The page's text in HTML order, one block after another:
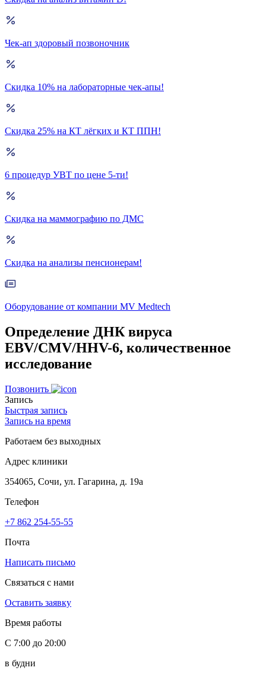
Чек-ап здоровый позвоночник
Скидка 10% на лабораторные чек-апы!
Скидка 25% на КТ лёгких и КТ ППН!
6 процедур УВТ по цене 5-ти!
Скидка на маммографию по ДМС
Скидка на анализы пенсионерам!
Оборудование от компании MV Medtech
Определение ДНК вируса
EBV/CMV/HHV-6, количественное
исследование
Позвонить
Запись
Быстрая запись
Запись на время
Работаем без выходных
Адрес клиники
354065, Сочи, ул. Гагарина, д. 19а
Телефон
+7 862 254-55-55
Почта
Написать письмо
Связаться с нами
Оставить заявку
Время работы
С 7:00 до 20:00
в будни